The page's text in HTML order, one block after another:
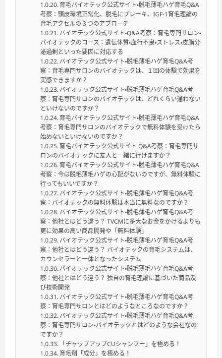
育毛バイオテック公式サイト・脱毛薄毛ハゲ育毛Q&A
考察：頭皮環境正常化、脱毛にブレーキ、IGF-1育毛理論の
育毛アクセルの３つのアプローチ
バイオテック公式サイト・Q&A考察：育毛専門サロン・
バイオテックのコース：遺伝体質・血行不良・ストレス・皮脂分
泌過剰といった要因に対応する
バイオテック公式サイト・脱毛薄毛ハゲ育毛Q&A考
察：育毛専門サロンのバイオテックは、１回の体験で効果を
実感できますか？
バイオテック公式サイト・脱毛薄毛ハゲ育毛Q&A考
察：育毛専門サロンのバイオテックは、どれくらい通わない
といけないのですか？
育毛バイオテック公式サイト・脱毛薄毛ハゲ育毛Q&A
考察：育毛専門サロンのバイオテックで無料体験を受けたら
始めないといけないのですか？
育毛バイオテック公式サイト Q&A考察：育毛専門サ
ロンのバイオテックに友人と一緒に行けますか？
育毛バイオテック公式サイト・脱毛薄毛ハゲ育毛Q&A
考察：今は脱毛薄毛ハゲの心配がないのですが、無料体験に
行ってもいいですか？
バイオテック公式サイト・脱毛薄毛ハゲ育毛Q&A考
察：バイオテックの無料体験は本当に無料なのですか？
バイオテック公式サイト・脱毛薄毛ハゲ育毛Q&A考
察：他社とはどう違う？ TVCMに多大なお金をかけるよりも
更に効果の高い商品開発や「無料体験」
バイオテック公式サイト・脱毛薄毛ハゲ育毛Q&A考
察：他社とはどう違う？ バイオテックの育毛システムは、
カウンセラーと一体となったシステム
バイオテック公式サイト・脱毛薄毛ハゲ育毛Q&A考
察：他社とはどう違う？ 独自の育毛理論に基づいた商品及
び技術開発
バイオテック公式サイト・脱毛薄毛ハゲ育毛Q&A考
察：育毛専門サロンとはどのようなところなのですか？
バイオテック公式サイト・脱毛薄毛ハゲ育毛Q&A考
察：育毛専門サロン・バイオテックとはどのような会社なの
ですか？
「チャップアップCUシャンプー」を極める！
育毛剤「成分」を極める！